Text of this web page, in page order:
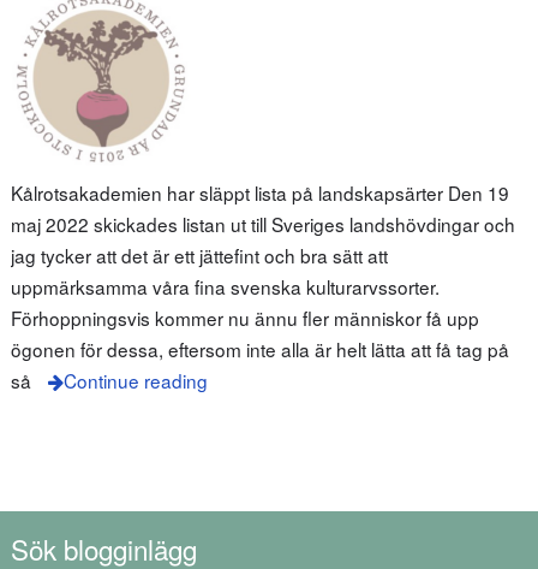
Kålrotsakademien har släppt lista på landskapsärter Den 19
maj 2022 skickades listan ut till Sveriges landshövdingar och
jag tycker att det är ett jättefint och bra sätt att
uppmärksamma våra fina svenska kulturarvssorter.
Förhoppningsvis kommer nu ännu fler människor få upp
ögonen för dessa, eftersom inte alla är helt lätta att få tag på
så
Continue reading
Sök blogginlägg